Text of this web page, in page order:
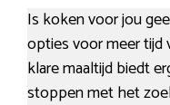
Is koken voor jou
opties voor meer tijd
klare maaltijd biedt
stoppen met het